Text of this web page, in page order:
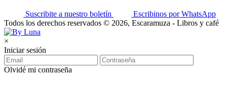
Suscribite a nuestro boletín
Escribinos por WhatsApp
Todos los derechos reservados © 2026, Escaramuza - Libros y café
×
Iniciar sesión
Olvidé mi contraseña